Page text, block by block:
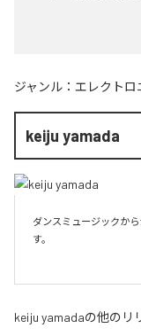
ジャンル： エレクトロ
keiju yamada
ダンスミュージックか
す。
keiju yamadaの他のリ